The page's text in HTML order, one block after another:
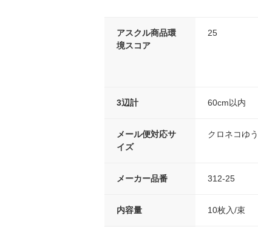
アスクル商品環
境スコア
25
3辺計 60cm以内
メール便対応サ
イズ
クロネコゆ
メーカー品番 312-25
内容量 10枚入/束